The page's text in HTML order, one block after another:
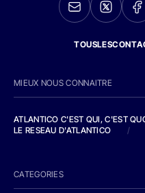
MIEUX NOUS CONNAITRE
ATLANTICO C'EST QUI, C'EST
LE RESEAU D'ATLANTICO
/
CATEGORIES